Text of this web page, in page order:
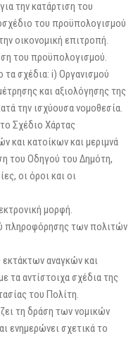
την κατάρτιση του
του προϋπολογισμού
οικονομική επιτροπή.
του προϋπολογισμού.
τα σχέδια: i) Οργανισμού
και αξιολόγησης της
την ισχύουσα νομοθεσία.
Σχέδιο Χάρτας
και κατοίκων και μεριμνά
του Οδηγού του Δημότη,
οι όροι και οι
μορφή.
πληροφόρησης των πολιτών
εκτάκτων αναγκών και
τα αντίστοιχα σχέδια της
του Πολίτη.
τη δράση των νομικών
ενημερώνει σχετικά το